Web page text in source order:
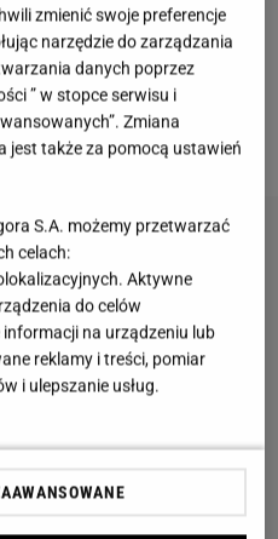
zmienić swoje preferencje
narzędzie do zarządzania
danych poprzez
” w stopce serwisu i
Zmiana
jest także za pomocą ustawień
S.A. możemy przetwarzać
celach:
Aktywne
do celów
na urządzeniu lub
reklamy i treści, pomiar
i ulepszanie usług.